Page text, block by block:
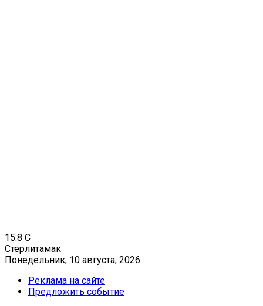
15.8 C
Стерлитамак
Понедельник, 10 августа, 2026
Реклама на сайте
Предложить событие